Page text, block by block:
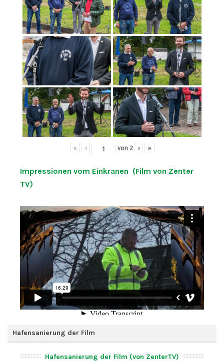
« ‹ von 2 › »
Impressionen vom Einkranen (Film von Zenter
TV)
Hafensanierung der Film
Hafensanierung der Film (von ZenterTV)